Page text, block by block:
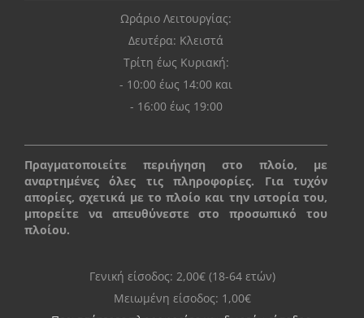
Ωράριο Λειτουργίας:
Δευτέρα: Kλειστά
Τρίτη έως Κυριακή:
- 10:00 έως 14:00 και
- 16:00 έως 19:00
Πραγματοποιείτε περιήγηση στο πλοίο, με
αναρτημένες όλες τις πληροφορίες. Για τυχόν
απορίες, σχετικά με το πλοίο και την ιστορία του,
μπορείτε να απευθύνεστε στο προσωπικό του
πλοίου.
Γενική είσοδος: 2,00€ (18-64 ετών)
Μειωμένη είσοδος: 1,00€